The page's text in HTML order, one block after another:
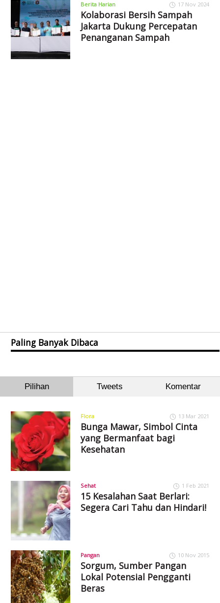
Berita Harian 17 Nov 2024
Kolaborasi Bersih Sampah
Jakarta Dukung Percepatan
Penanganan Sampah
Paling Banyak Dibaca
Pilihan Tweets Komentar
Flora 13 Mar 2021
Bunga Mawar, Simbol Cinta
yang Bermanfaat bagi
Kesehatan
Sehat 1 Feb 2021
15 Kesalahan Saat Berlari:
Segera Cari Tahu dan Hindari!
Pangan 10 Nov 2015
Sorgum, Sumber Pangan
Lokal Potensial Pengganti
Beras